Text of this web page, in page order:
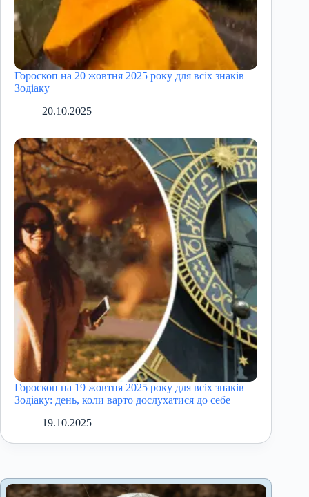
Гороскоп на 20 жовтня 2025 року для всіх знаків
Зодіаку
20.10.2025
Гороскоп на 19 жовтня 2025 року для всіх знаків
Зодіаку: день, коли варто дослухатися до себе
19.10.2025